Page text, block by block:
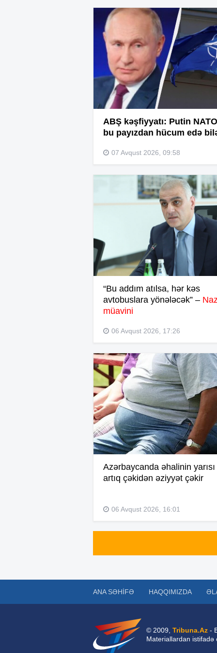
ABŞ kəşfiyyatı: Putin
bu payızdan hücum edə
07 Avqust 2026, 09:58
“Bu addım atılsa, hər kəs
avtobuslara yönələcək” –
müavini
06 Avqust 2026, 17:26
Azərbaycanda əhalinin yarısı
artıq çəkidən əziyyət çəkir
06 Avqust 2026, 16:01
ANA SƏHIFƏ HAQQIMIZDA
© 2009, Tribuna.Az -
Materiallardan istifadə